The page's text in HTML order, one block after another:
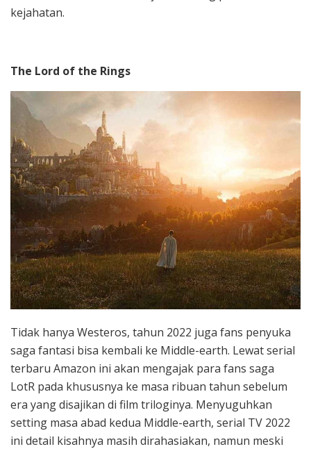
kejahatan.
The Lord of the Rings
Tidak hanya Westeros, tahun 2022 juga fans penyuka
saga fantasi bisa kembali ke Middle-earth. Lewat serial
terbaru Amazon ini akan mengajak para fans saga
LotR pada khususnya ke masa ribuan tahun sebelum
era yang disajikan di film triloginya. Menyuguhkan
setting masa abad kedua Middle-earth, serial TV 2022
ini detail kisahnya masih dirahasiakan, namun meski